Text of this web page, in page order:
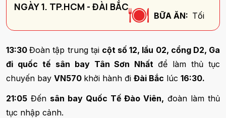
NGÀY 1. TP.HCM - ĐÀI BẮC
BỮA ĂN: Tối
13:30Đoàn tập trung tại cột số 12, lầu 02, cổng D2, Ga
đi quốc tế sân bay Tân Sơn Nhấtđể làm thủ tục
chuyến bay VN570 khởi hành đi Đài Bắc lúc 16:30.
21:05 Đến sân bay Quốc Tế Đào Viên, đoàn làm thủ
tục nhập cảnh.